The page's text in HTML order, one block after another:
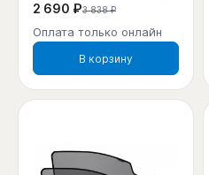
2 690 ₽3 838 ₽
Оплата только онлайн
В корзину